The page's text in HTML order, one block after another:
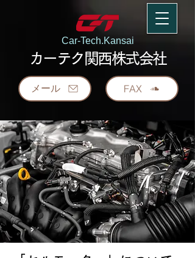
Car-Tech.Kansai
カーテク関西株式会社
メール FAX